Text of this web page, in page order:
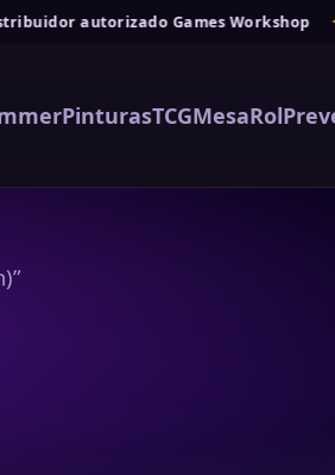
autorizado Games Workshop ✦
PinturasTCGMesaRol